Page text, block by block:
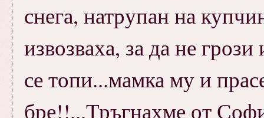
снега, натрупан на
извозваха, за да не
се топи...мамка му и
бре!!...Тръгнахме от